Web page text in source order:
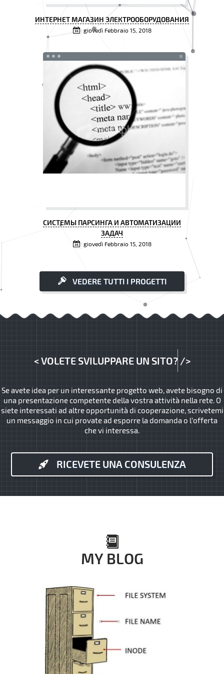
ИНТЕРНЕТ МАГАЗИН ЭЛЕКТРООБОРУДОВАНИЯ
giovedì Febbraio 15, 2018
СИСТЕМЫ ПАРСИНГА И АВТОМАТИЗАЦИИ
ЗАДАЧ
giovedì Febbraio 15, 2018
VEDERE TUTTI I PROGETTI
<VOLETE SVILUPPARE UN SITO? />
Se avete idea per un interessante progetto web, avete bisogno di
una presentazione competente della vostra attività nella rete. O
siete interessati ad altre opportunità di cooperazione, scrivetemi
un messaggio in cui provate ad esporre la domanda o l’offerta
che vi interessa.
RICEVETE UNA CONSULENZA
MY BLOG